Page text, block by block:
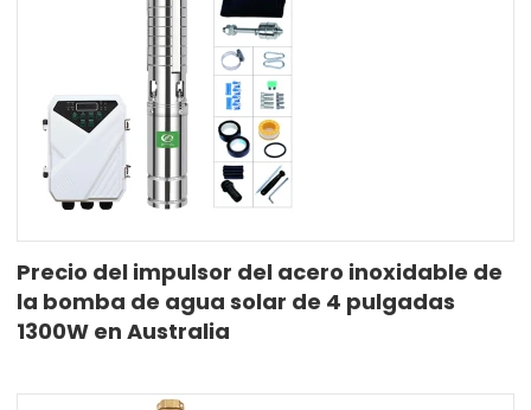
Precio del impulsor del acero inoxidable de
la bomba de agua solar de 4 pulgadas
1300W en Australia